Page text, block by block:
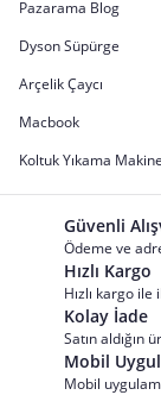
Pazarama Blog
Dyson Süpürge
Arçelik Çaycı
Macbook
Koltuk Yıkama
Güvenli
Ödeme ve
Hızlı Kargo
Hızlı kargo
Kolay İade
Satın aldığın
Mobil
Mobil